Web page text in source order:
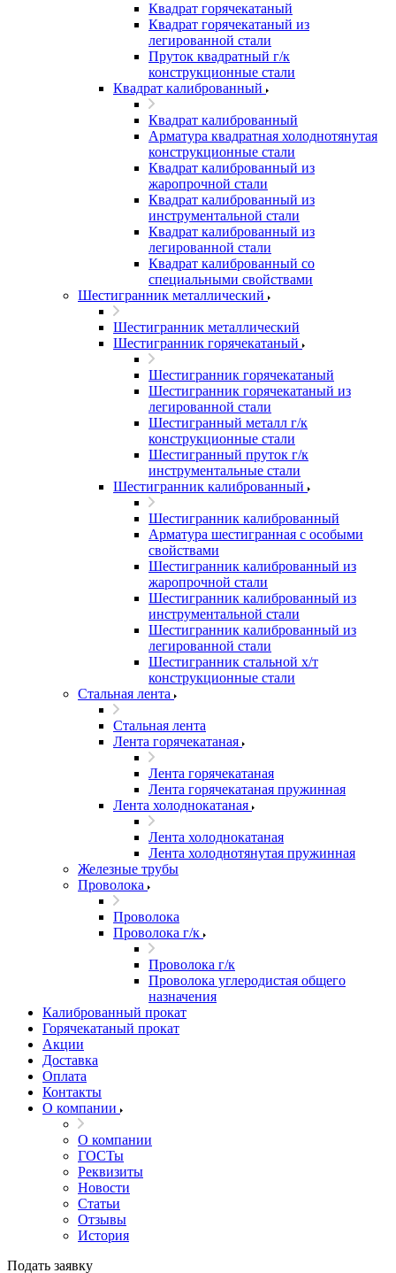
Квадрат горячекатаный
Квадрат горячекатаный из
легированной стали
Пруток квадратный г/к
конструкционные стали
Квадрат калиброванный
Квадрат калиброванный
Арматура квадратная холоднотянутая
конструкционные стали
Квадрат калиброванный из
жаропрочной стали
Квадрат калиброванный из
инструментальной стали
Квадрат калиброванный из
легированной стали
Квадрат калиброванный со
специальными свойствами
Шестигранник металлический
Шестигранник металлический
Шестигранник горячекатаный
Шестигранник горячекатаный
Шестигранник горячекатаный из
легированной стали
Шестигранный металл г/к
конструкционные стали
Шестигранный пруток г/к
инструментальные стали
Шестигранник калиброванный
Шестигранник калиброванный
Арматура шестигранная с особыми
свойствами
Шестигранник калиброванный из
жаропрочной стали
Шестигранник калиброванный из
инструментальной стали
Шестигранник калиброванный из
легированной стали
Шестигранник стальной х/т
конструкционные стали
Стальная лента
Стальная лента
Лента горячекатаная
Лента горячекатаная
Лента горячекатаная пружинная
Лента холоднокатаная
Лента холоднокатаная
Лента холоднотянутая пружинная
Железные трубы
Проволока
Проволока
Проволока г/к
Проволока г/к
Проволока углеродистая общего
назначения
Калиброванный прокат
Горячекатаный прокат
Акции
Доставка
Оплата
Контакты
О компании
О компании
ГОСТы
Реквизиты
Новости
Статьи
Отзывы
История
Подать заявку